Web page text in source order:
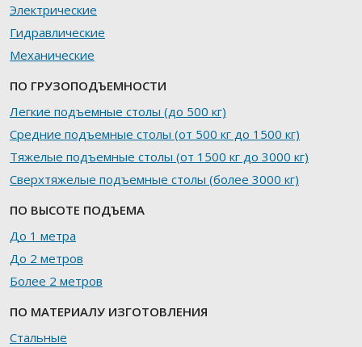
Электрические
Гидравлические
Механические
ПО ГРУЗОПОДЪЕМНОСТИ
Легкие подъемные столы (до 500 кг)
Средние подъемные столы (от 500 кг до 1500 кг)
Тяжелые подъемные столы (от 1500 кг до 3000 кг)
Сверхтяжелые подъемные столы (более 3000 кг)
ПО ВЫСОТЕ ПОДЪЕМА
До 1 метра
До 2 метров
Более 2 метров
ПО МАТЕРИАЛУ ИЗГОТОВЛЕНИЯ
Стальные